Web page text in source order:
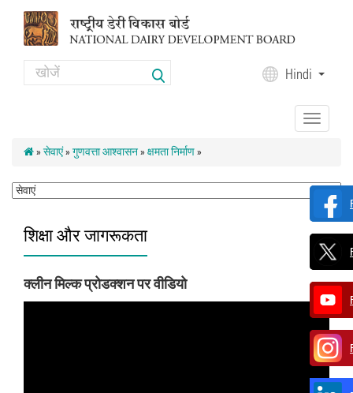
Search Hindi
Toggle
navigation
» सेवाएं» गुणवत्ता आश्वासन» क्षमता निर्माण»
शिक्षा और जागरूकता
क्लीन मिल्क प्रोडक्शन पर वीडियो